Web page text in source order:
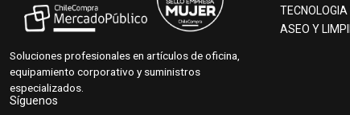
Soluciones profesionales en artículos de oficina,
equipamiento corporativo y suministros
especializados.
Síguenos
ASEO Y